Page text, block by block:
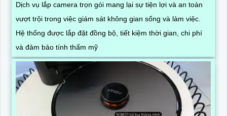
Dịch vụ lắp camera trọn gói mang lại sự tiện lợi và an toàn
vượt trội trong việc giám sát không gian sống và làm việc.
Hệ thống được lắp đặt đồng bộ, tiết kiệm thời gian, chi phí
và đảm bảo tính thẩm mỹ